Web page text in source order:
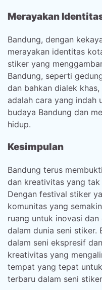
Merayakan
Bandung, dengan
merayakan identitas
stiker yang
Bandung, seperti
dan bahkan dialek
adalah cara yang indah
budaya Bandung dan
hidup.
Kesimpulan
Bandung terus
dan kreativitas yang
Dengan festival stiker
komunitas yang
ruang untuk inovasi
dalam dunia seni stiker.
dalam seni ekspresif
kreativitas yang
tempat yang tepat
terbaru dalam seni